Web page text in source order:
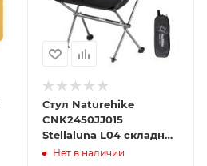
Стул Naturehike
CNK2450JJ015
Stellaluna L04 складной
черный, 6976023929939
Нет в наличии